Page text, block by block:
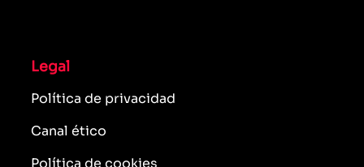
Legal
Política de privacidad
Canal ético
Política de cookies